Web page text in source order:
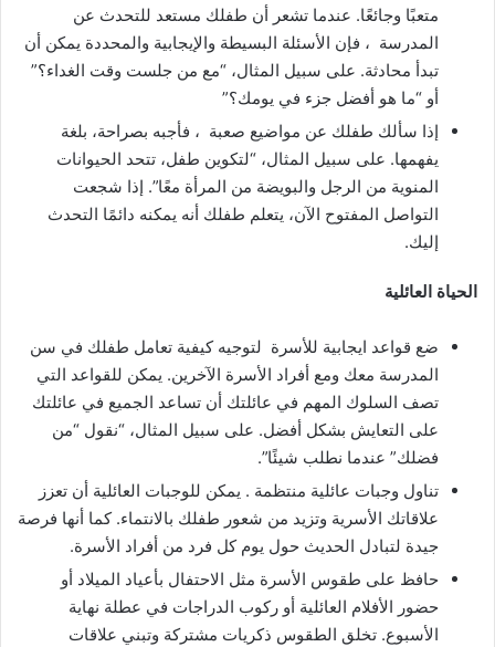
متعبًا وجائعًا. عندما تشعر أن طفلك مستعد للتحدث عن
المدرسة ، فإن الأسئلة البسيطة والإيجابية والمحددة يمكن أن
تبدأ محادثة. على سبيل المثال، “مع من جلست وقت الغداء؟”
أو “ما هو أفضل جزء في يومك؟”
إذا سألك طفلك عن مواضيع صعبة ، فأجبه بصراحة، بلغة
يفهمها. على سبيل المثال، “لتكوين طفل، تتحد الحيوانات
المنوية من الرجل والبويضة من المرأة معًا”. إذا شجعت
التواصل المفتوح الآن، يتعلم طفلك أنه يمكنه دائمًا التحدث
إليك.
الحياة العائلية
ضع قواعد ايجابية للأسرة لتوجيه كيفية تعامل طفلك في سن
المدرسة معك ومع أفراد الأسرة الآخرين. يمكن للقواعد التي
تصف السلوك المهم في عائلتك أن تساعد الجميع في عائلتك
على التعايش بشكل أفضل. على سبيل المثال، “نقول “من
فضلك” عندما نطلب شيئًا”.
تناول وجبات عائلية منتظمة . يمكن للوجبات العائلية أن تعزز
علاقاتك الأسرية وتزيد من شعور طفلك بالانتماء. كما أنها فرصة
جيدة لتبادل الحديث حول يوم كل فرد من أفراد الأسرة.
حافظ على طقوس الأسرة مثل الاحتفال بأعياد الميلاد أو
حضور الأفلام العائلية أو ركوب الدراجات في عطلة نهاية
الأسبوع. تخلق الطقوس ذكريات مشتركة وتبني علاقات